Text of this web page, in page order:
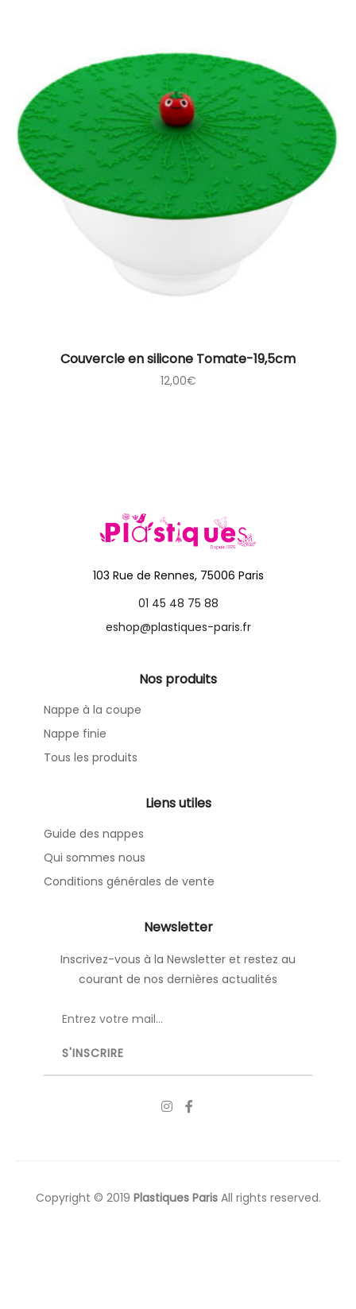
Couvercle en silicone Tomate-19,5cm
12,00€
103 Rue de Rennes, 75006 Paris
01 45 48 75 88
eshop@plastiques-paris.fr
Nos produits
Nappe à la coupe
Nappe finie
Tous les produits
Liens utiles
Guide des nappes
Qui sommes nous
Conditions générales de vente
Newsletter
Inscrivez-vous à la Newsletter et restez au
courant de nos dernières actualités
Copyright © 2019 Plastiques ParisAll rights reserved.